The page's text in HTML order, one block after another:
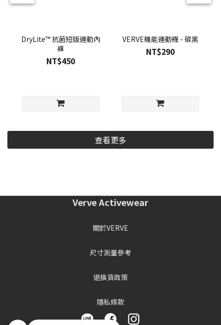
DryLite™ 抗菌短版運動內
褲
NT$450
VERVE機能運動襪 - 碳黑
NT$290
查看更多
Verve Activewear
關於VERVE
尺寸測量參考
退換貨政策
隱私條款